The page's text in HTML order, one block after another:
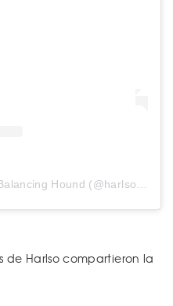
A post shared by Harlso the Balancing Hound (@harlso_the_balancing_hound)
de Harlso compartieron la